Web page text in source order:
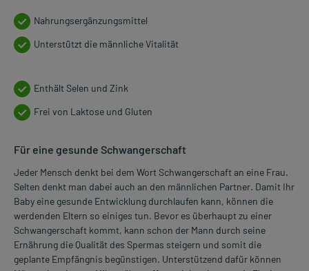
Nahrungsergänzungsmittel
Unterstützt die männliche Vitalität
Enthält Selen und Zink
Frei von Laktose und Gluten
Für eine gesunde Schwangerschaft
Jeder Mensch denkt bei dem Wort Schwangerschaft an eine Frau.
Selten denkt man dabei auch an den männlichen Partner. Damit Ihr
Baby eine gesunde Entwicklung durchlaufen kann, können die
werdenden Eltern so einiges tun. Bevor es überhaupt zu einer
Schwangerschaft kommt, kann schon der Mann durch seine
Ernährung die Qualität des Spermas steigern und somit die
geplante Empfängnis begünstigen. Unterstützend dafür können